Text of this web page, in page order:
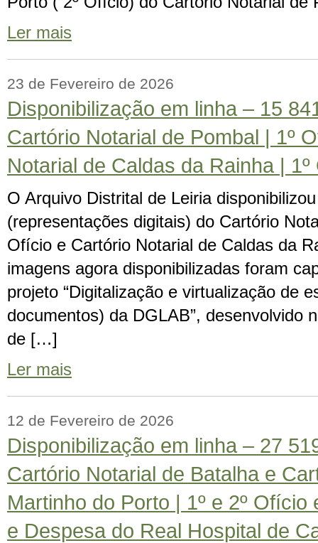
Ler mais
23 de Fevereiro de 2026
Disponibilização em linha – 15
Cartório Notarial de Pombal | 1º
Notarial de Caldas da Rainha | 1º
O Arquivo Distrital de Leiria
(representações digitais) do Cartório
Ofício e Cartório Notarial de Caldas da
imagens agora disponibilizadas foram
projeto “Digitalização e virtualização de
documentos) da DGLAB”, desenvolvido
de […]
Ler mais
12 de Fevereiro de 2026
Disponibilização em linha – 27
Cartório Notarial de Batalha e
Martinho do Porto | 1º e 2º
e Despesa do Real Hospital de